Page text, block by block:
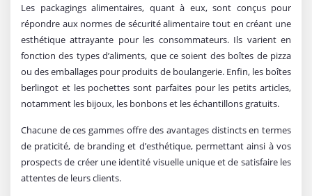
Les packagings alimentaires, quant à eux, sont conçus pour
répondre aux normes de sécurité alimentaire tout en créant une
esthétique attrayante pour les consommateurs. Ils varient en
fonction des types d’aliments, que ce soient des boîtes de pizza
ou des emballages pour produits de boulangerie. Enfin, les boîtes
berlingot et les pochettes sont parfaites pour les petits articles,
notamment les bijoux, les bonbons et les échantillons gratuits.
Chacune de ces gammes offre des avantages distincts en termes
de praticité, de branding et d’esthétique, permettant ainsi à vos
prospects de créer une identité visuelle unique et de satisfaire les
attentes de leurs clients.